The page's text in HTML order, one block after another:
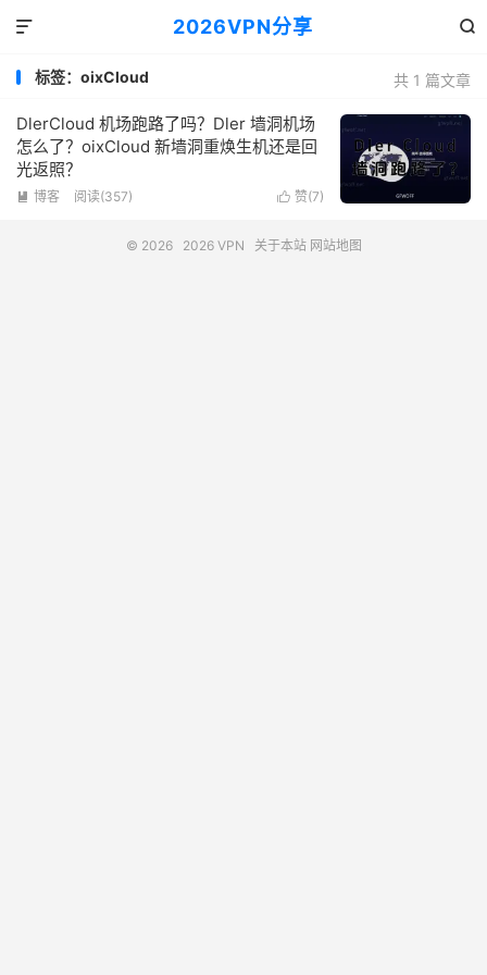
2026VPN分享 

共 1 篇文章
标签：oixCloud
DlerCloud 机场跑路了吗？Dler 墙洞机场
怎么了？oixCloud 新墙洞重焕生机还是回
光返照？
 赞(7)
 博客 阅读(357)
© 2026 2026 VPN 关于本站 网站地图